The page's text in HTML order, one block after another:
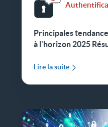
Principales
à l'horizon 2025
Lire la suite